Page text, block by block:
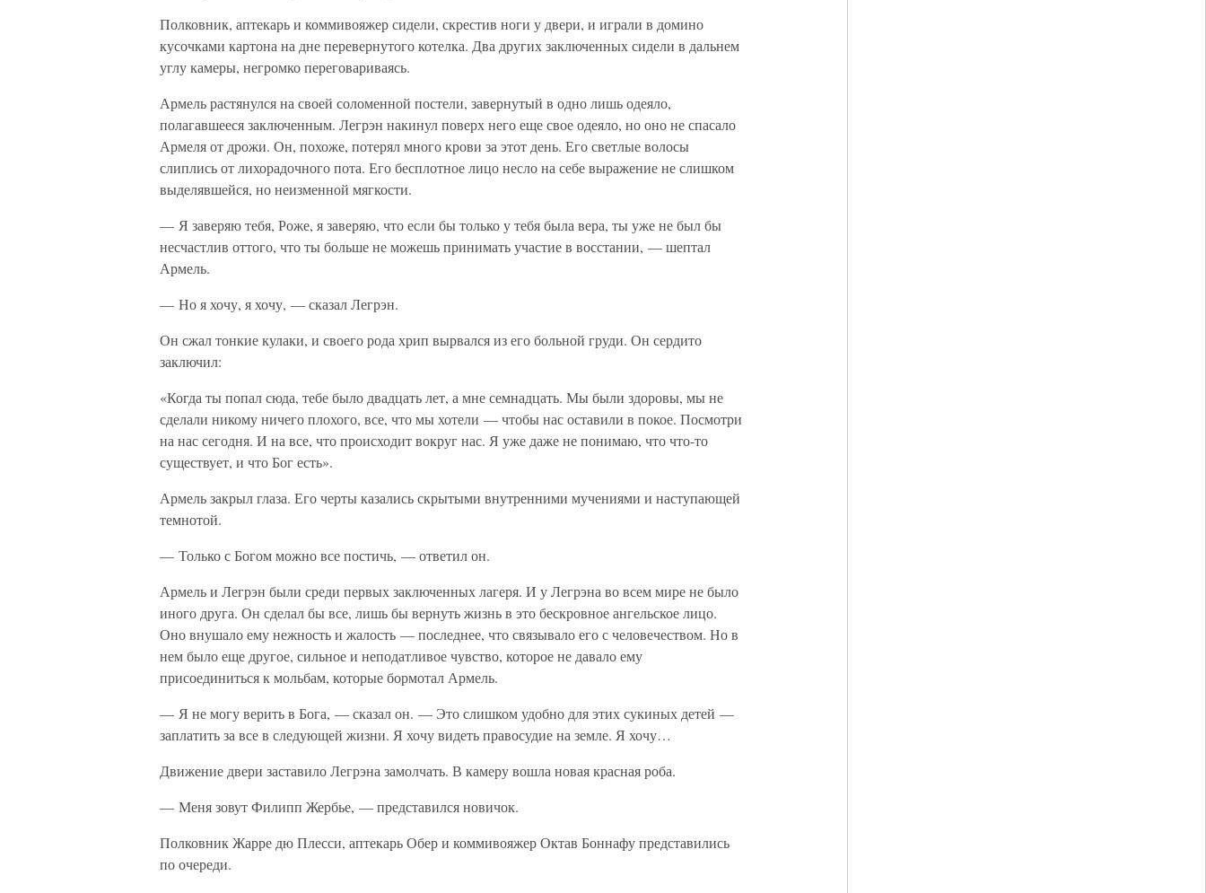
Полковник, аптекарь и коммивояжер сидели, скрестив ноги у двери, и играли в домино
кусочками картона на дне перевернутого котелка. Два других заключенных сидели в дальнем
углу камеры, негромко переговариваясь.
Армель растянулся на своей соломенной постели, завернутый в одно лишь одеяло,
полагавшееся заключенным. Легрэн накинул поверх него еще свое одеяло, но оно не спасало
Армеля от дрожи. Он, похоже, потерял много крови за этот день. Его светлые волосы
слиплись от лихорадочного пота. Его бесплотное лицо несло на себе выражение не слишком
выделявшейся, но неизменной мягкости.
— Я заверяю тебя, Роже, я заверяю, что если бы только у тебя была вера, ты уже не был бы
несчастлив оттого, что ты больше не можешь принимать участие в восстании, — шептал
Армель.
— Но я хочу, я хочу, — сказал Легрэн.
Он сжал тонкие кулаки, и своего рода хрип вырвался из его больной груди. Он сердито
заключил:
«Когда ты попал сюда, тебе было двадцать лет, а мне семнадцать. Мы были здоровы, мы не
сделали никому ничего плохого, все, что мы хотели — чтобы нас оставили в покое. Посмотри
на нас сегодня. И на все, что происходит вокруг нас. Я уже даже не понимаю, что что-то
существует, и что Бог есть».
Армель закрыл глаза. Его черты казались скрытыми внутренними мучениями и наступающей
темнотой.
— Только с Богом можно все постичь, — ответил он.
Армель и Легрэн были среди первых заключенных лагеря. И у Легрэна во всем мире не было
иного друга. Он сделал бы все, лишь бы вернуть жизнь в это бескровное ангельское лицо.
Оно внушало ему нежность и жалость — последнее, что связывало его с человечеством. Но в
нем было еще другое, сильное и неподатливое чувство, которое не давало ему
присоединиться к мольбам, которые бормотал Армель.
— Я не могу верить в Бога, — сказал он. — Это слишком удобно для этих сукиных детей —
заплатить за все в следующей жизни. Я хочу видеть правосудие на земле. Я хочу…
Движение двери заставило Легрэна замолчать. В камеру вошла новая красная роба.
— Меня зовут Филипп Жербье, — представился новичок.
Полковник Жарре дю Плесси, аптекарь Обер и коммивояжер Октав Боннафу представились
по очереди.